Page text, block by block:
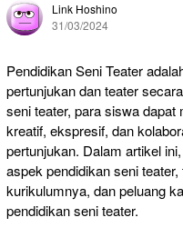
Link Hoshino
31/03/2024
Pendidikan Seni Teater
pertunjukan dan teater
seni teater, para siswa
kreatif, ekspresif, dan
pertunjukan. Dalam artikel
aspek pendidikan seni
kurikulumnya, dan peluang
pendidikan seni teater.